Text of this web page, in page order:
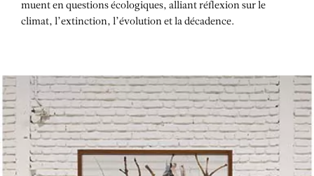
muent en questions écologiques, alliant réflexion sur le
climat, l’extinction, l’évolution et la décadence.